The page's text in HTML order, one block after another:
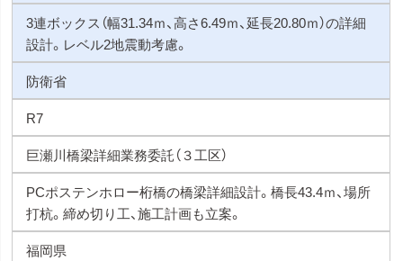
3連ボックス（幅31.34ｍ、高さ6.49ｍ、延長20.80ｍ）の詳細
設計。レベル2地震動考慮。
防衛省
R7
巨瀬川橋梁詳細業務委託（３工区）
PCポステンホロー桁橋の橋梁詳細設計。橋長43.4ｍ、場所
打杭。締め切り工、施工計画も立案。
福岡県